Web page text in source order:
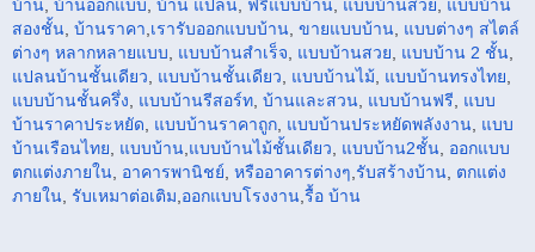
บ้าน บ้านออกแบบ บ้าน แปลน ฟรีแบบบ้าน แบบบ้านสวย
แบบบ้าน
สองชั้น บ้านราคา เรารับออกแบบบ้าน ขายแบบบ้าน แบบต่างๆ สไตล์
ต่างๆ หลากหลายแบบ แบบบ้านสำเร็จ แบบบ้านสวย แบบบ้าน 2 ชั้น
แปลนบ้านชั้นเดียว
แบบบ้านชั้นเดียว แบบบ้านไม้ แบบบ้านทรงไทย
แบบบ้านชั้นครึ่ง
แบบบ้านรีสอร์ท บ้านและสวน แบบบ้านฟรี
แบบ
บ้านราคาประหยัด
แบบบ้านราคาถูก แบบบ้านประหยัดพลังงาน แบบ
บ้านเรือนไทย
แบบบ้าน แบบบ้านไม้ชั้นเดียว แบบบ้าน2ชั้น ออกแบบ
ตกแต่งภายใน อาคารพานิชย์ หรืออาคารต่างๆ รับสร้างบ้าน ตกแต่ง
ภายใน รับเหมาต่อเติม ออกแบบโรงงาน รื้อ บ้าน